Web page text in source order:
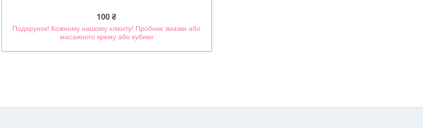
100 ₴
Подарунок! Кожному нашому клієнту! Пробник змазки або
масажного крему або кубики